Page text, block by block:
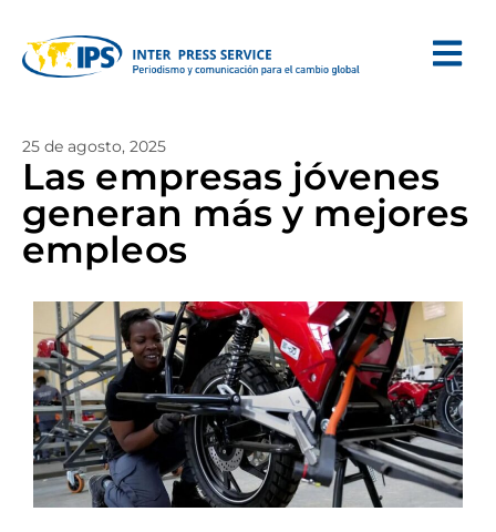
25 de agosto, 2025
Las empresas jóvenes
generan más y mejores
empleos